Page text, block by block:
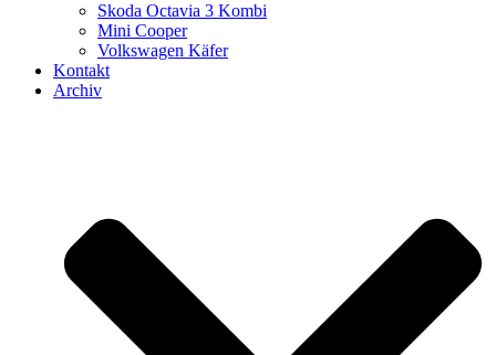
Skoda Octavia 3 Kombi
Mini Cooper
Volkswagen Käfer
Kontakt
Archiv